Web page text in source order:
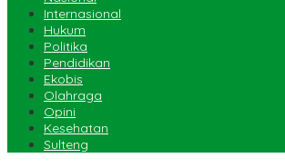
Internasional
Hukum
Politika
Pendidikan
Ekobis
Olahraga
Opini
Kesehatan
Sulteng